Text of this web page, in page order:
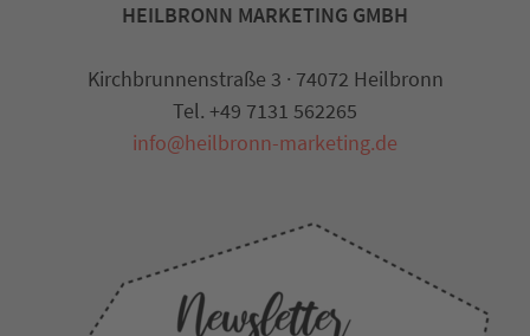
HEILBRONN MARKETING GMBH
Kirchbrunnenstraße 3 · 74072 Heilbronn
Tel. +49 7131 562265
info@heilbronn-marketing.de